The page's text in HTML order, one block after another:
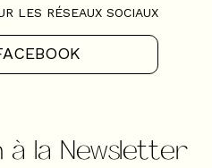
LES RÉSEAUX SOCIAUX
la Newsletter